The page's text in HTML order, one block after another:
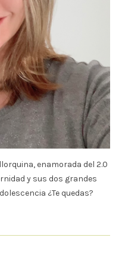
enamorada del 2.0
y sus dos grandes
¿Te quedas?